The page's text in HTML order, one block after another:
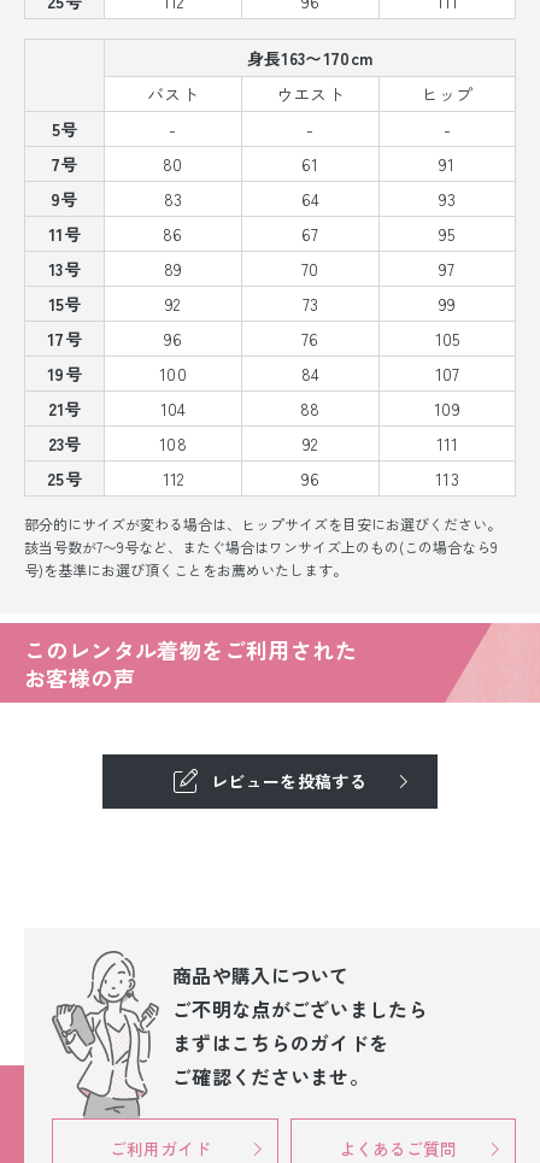
身長163〜170cm
バスト
ウエスト
ヒップ
5号
- -
-
7号
80 61
91
9号
83 64
93
11号
86 67
95
13号
89 70
97
15号
92 73
99
17号
96 76
105
19号
100 84
107
21号
104 88
109
23号
108 92
111
25号
112 96 113
部分的にサイズが変わる場合は、ヒップサイズを目安にお選びください。
該当号数が7〜9号など、またぐ場合はワンサイズ上のもの(この場合なら9
号)を基準にお選び頂くことをお薦めいたします。
このレンタル着物をご利用された
お客様の声
レビューを投稿する
商品や購入について
ご不明な点がございましたら
まずはこちらのガイドを
ご確認くださいませ。
ご利用ガイド よくあるご質問